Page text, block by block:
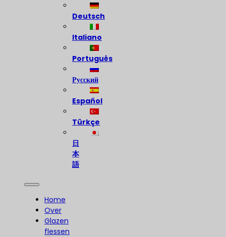
Deutsch
Italiano
Português
Русский
Español
Türkçe
日
本
語
Home
Over
Glazen
flessen